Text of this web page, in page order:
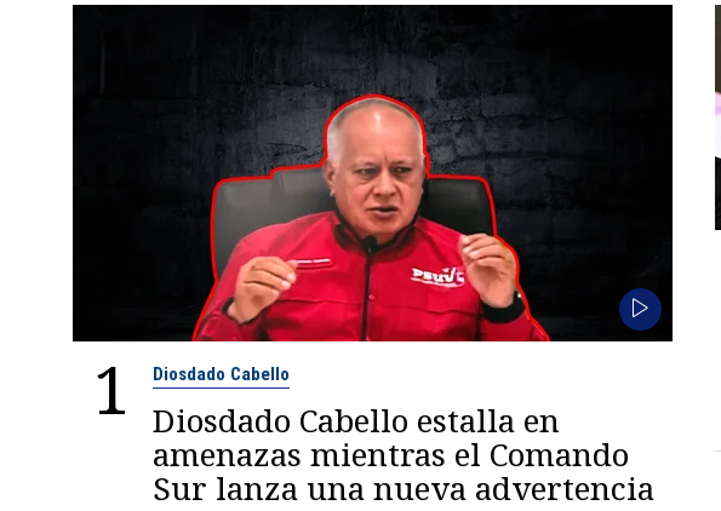
1 Diosdado Cabello
Diosdado Cabello estalla en
amenazas mientras el Comando
Sur lanza una nueva advertencia